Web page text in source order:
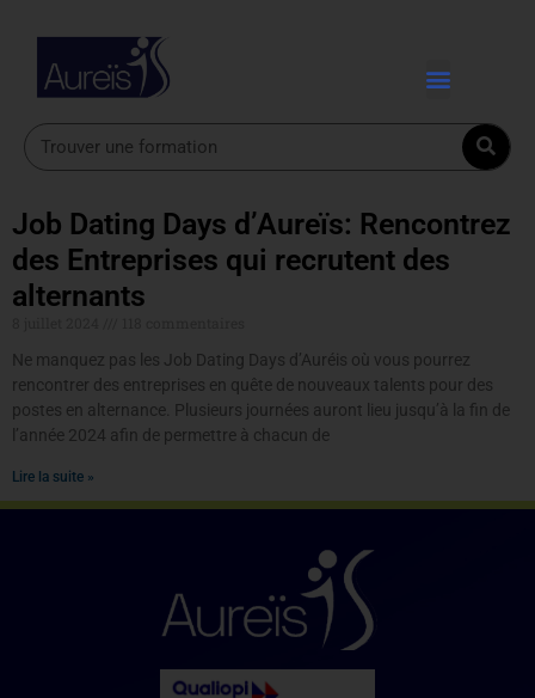
Job Dating Days d’Aureïs: Rencontrez
des Entreprises qui recrutent des
alternants
Ne manquez pas les Job Dating Days d’Auréis où vous pourrez
rencontrer des entreprises en quête de nouveaux talents pour des
postes en alternance. Plusieurs journées auront lieu jusqu’à la fin de
l’année 2024 afin de permettre à chacun de
Lire la suite »